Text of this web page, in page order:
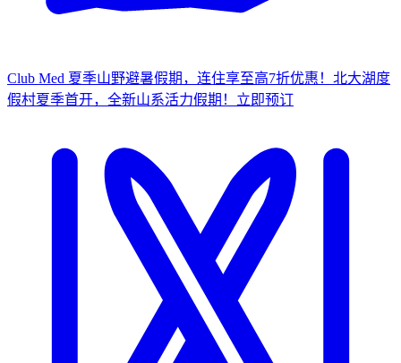
Club Med 夏季山野避暑假期，连住享至高7折优惠！ 北大湖度
假村夏季首开，全新山系活力假期！ 立 即预订